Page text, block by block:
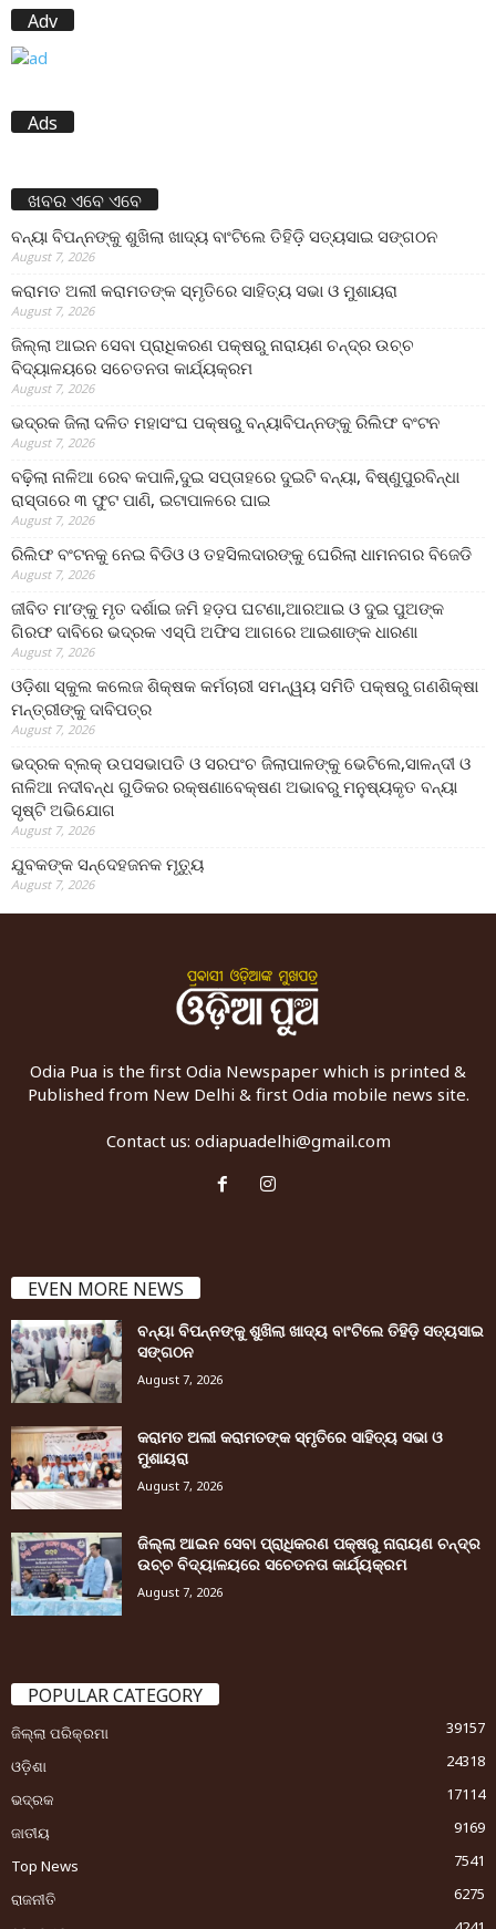
Adv
Ads
ଖବର ଏବେ ଏବେ
ବନ୍ୟା ବିପନ୍ନଙ୍କୁ ଶୁଖିଲା ଖାଦ୍ୟ ବାଂଟିଲେ ତିହିଡି଼ ସତ୍ୟସାଇ ସଙ୍ଗଠନ
August 7, 2026
କରାମତ ଅଲୀ କରାମତଙ୍କ ସ୍ମୃତିରେ ସାହିତ୍ୟ ସଭା ଓ ମୁଶାୟରା
August 7, 2026
ଜିଲ୍ଲା ଆଇନ ସେବା ପ୍ରାଧିକରଣ ପକ୍ଷରୁ ନାରାୟଣ ଚନ୍ଦ୍ର ଉଚ୍ଚ
ବିଦ୍ୟାଳୟରେ ସଚେତନତା କାର୍ଯ୍ୟକ୍ରମ
August 7, 2026
ଭଦ୍ରକ ଜିଲା ଦଳିତ ମହାସଂଘ ପକ୍ଷରୁ ବନ୍ୟାବିପନ୍ନଙ୍କୁ ରିଲିଫ ବଂଟନ
August 7, 2026
ବଢ଼ିଲା ନାଳିଆ ରେବ କପାଳି,ଦୁଇ ସପ୍ତାହରେ ଦୁଇଟି ବନ୍ୟା, ବିଷ୍ଣୁପୁରବିନ୍ଧା
ରାସ୍ତାରେ ୩ ଫୁଟ ପାଣି, ଇଟାପାଳରେ ଘାଇ
August 7, 2026
ରିଲିଫ ବଂଟନକୁ ନେଇ ବିଡିଓ ଓ ତହସିଲଦାରଙ୍କୁ ଘେରିଲା ଧାମନଗର ବିଜେଡି
August 7, 2026
ଜୀବିତ ମା’ଙ୍କୁ ମୃତ ଦର୍ଶାଇ ଜମି ହଡ଼ପ ଘଟଣା,ଆରଆଇ ଓ ଦୁଇ ପୁଅଙ୍କ
ଗିରଫ ଦାବିରେ ଭଦ୍ରକ ଏସ୍‌ପି ଅଫିସ ଆଗରେ ଆଇଶାଙ୍କ ଧାରଣା
August 7, 2026
ଓଡ଼ିଶା ସ୍କୁଲ କଲେଜ ଶିକ୍ଷକ କର୍ମଚାରୀ ସମନ୍ୱୟ ସମିତି ପକ୍ଷରୁ ଗଣଶିକ୍ଷା
ମନ୍ତ୍ରୀଙ୍କୁ ଦାବିପତ୍ର
August 7, 2026
ଭଦ୍ରକ ବ୍ଲକ୍ ଉପସଭାପତି ଓ ସରପଂଚ ଜିଲାପାଳଙ୍କୁ ଭେଟିଲେ,ସାଳନ୍ଦୀ ଓ
ନାଳିଆ ନଦୀବନ୍ଧ ଗୁଡିକର ରକ୍ଷଣାବେକ୍ଷଣ ଅଭାବରୁ ମନୁଷ୍ୟକୃତ ବନ୍ୟା
ସୃଷ୍ଟି ଅଭିଯୋଗ
August 7, 2026
ଯୁବକଙ୍କ ସନ୍ଦେହଜନକ ମୃତ୍ୟୁ
August 7, 2026
Odia Pua is the first Odia Newspaper which is printed &
Published from New Delhi & first Odia mobile news site.
Contact us: odiapuadelhi@gmail.com
EVEN MORE NEWS
ବନ୍ୟା ବିପନ୍ନଙ୍କୁ ଶୁଖିଲା ଖାଦ୍ୟ ବାଂଟିଲେ ତିହିଡି଼ ସତ୍ୟସାଇ
ସଙ୍ଗଠନ
August 7, 2026
କରାମତ ଅଲୀ କରାମତଙ୍କ ସ୍ମୃତିରେ ସାହିତ୍ୟ ସଭା ଓ
ମୁଶାୟରା
August 7, 2026
ଜିଲ୍ଲା ଆଇନ ସେବା ପ୍ରାଧିକରଣ ପକ୍ଷରୁ ନାରାୟଣ ଚନ୍ଦ୍ର
ଉଚ୍ଚ ବିଦ୍ୟାଳୟରେ ସଚେତନତା କାର୍ଯ୍ୟକ୍ରମ
August 7, 2026
POPULAR CATEGORY
ଜିଲ୍ଲା ପରିକ୍ରମା
39157
ଓଡ଼ିଶା
24318
ଭଦ୍ରକ
17114
ଜାତୀୟ
9169
Top News
7541
ରାଜନୀତି
6275